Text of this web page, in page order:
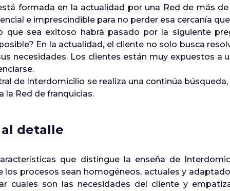
formada en la actualidad por una Red de más
e imprescindible para no perder esa cercanía
que sea exitoso habrá pasado por la siguiente
En la actualidad, el cliente no solo busca
necesidades. Los clientes están muy expuestos a
de Interdomicilio se realiza una continúa
la Red de franquicias.
detalle
que distingue la enseña de
los procesos sean homogéneos, actuales y
cuales son las necesidades del cliente y